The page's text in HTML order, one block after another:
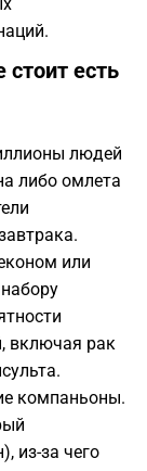
есть
людей
либо омлета
или
включая рак
компаньоны.
из-за чего